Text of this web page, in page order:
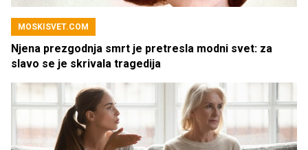
MOSKISVET.COM
Njena prezgodnja smrt je pretresla modni svet: za
slavo se je skrivala tragedija